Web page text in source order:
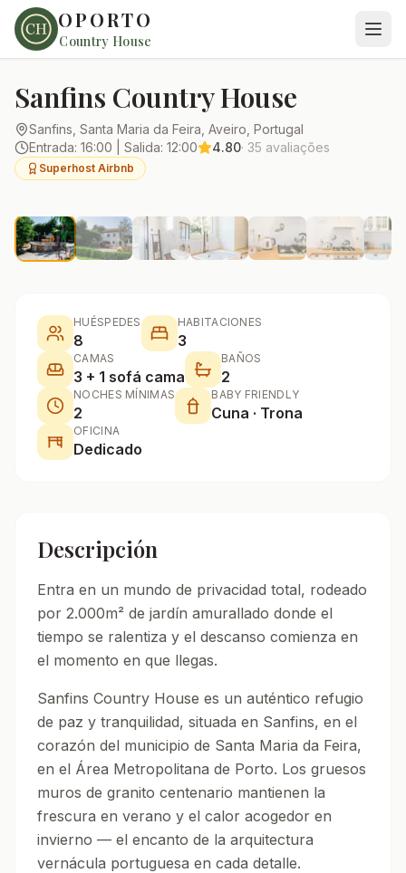
OPORTO
Country House
Todas las casas
Sanfins Country House
Sanfins, Santa Maria da Feira, Aveiro, Portugal
Entrada: 16:00 Salida: 12:00 4.80· 35 avaliações
Superhost Airbnb
HUÉSPEDES
8
HABITACIONES
3
CAMAS
3 + 1 sofá cama
BAÑOS
2
NOCHES MÍNIMAS
2
BABY FRIENDLY
Cuna · Trona
OFICINA
Dedicado
Descripción
Entra en un mundo de privacidad total, rodeado
por 2.000m² de jardín amurallado donde el
tiempo se ralentiza y el descanso comienza en
el momento en que llegas.
Sanfins Country House es un auténtico refugio
de paz y tranquilidad, situada en Sanfins, en el
corazón del municipio de Santa Maria da Feira,
en el Área Metropolitana de Porto. Los gruesos
muros de granito centenario mantienen la
frescura en verano y el calor acogedor en
invierno — el encanto de la arquitectura
vernácula portuguesa en cada detalle.